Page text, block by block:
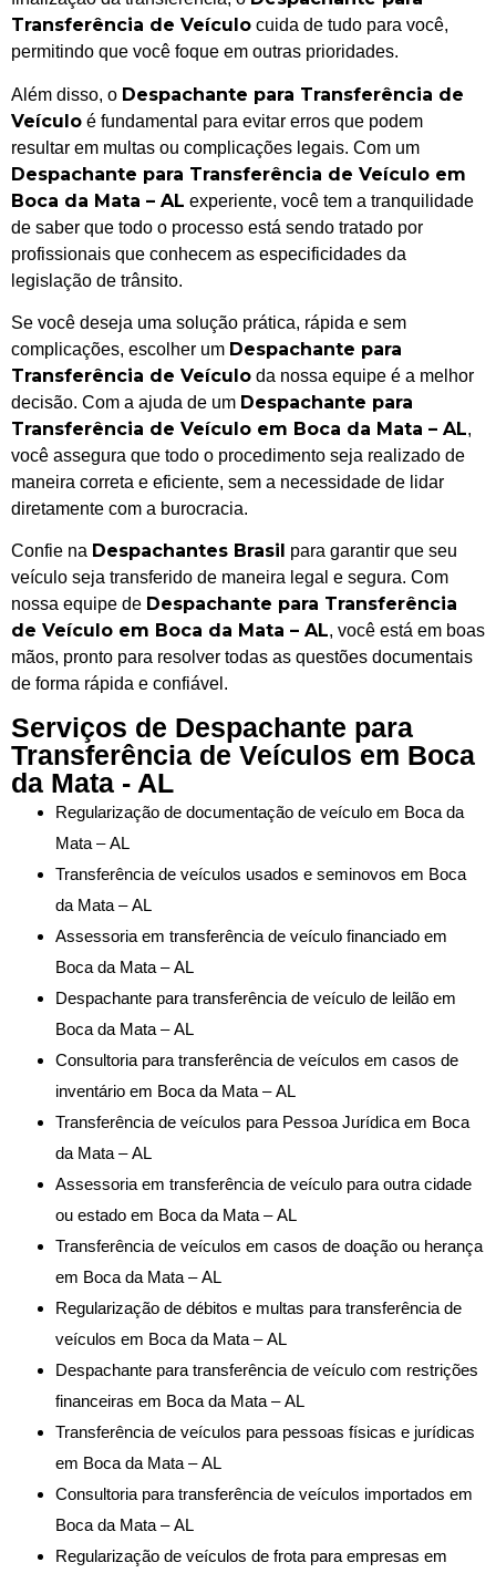
Transferência de Veículo cuida de tudo para você,
permitindo que você foque em outras prioridades.
Além disso, o Despachante para Transferência de
Veículo é fundamental para evitar erros que podem
resultar em multas ou complicações legais. Com um
Despachante para Transferência de Veículo em
Boca da Mata – AL experiente, você tem a tranquilidade
de saber que todo o processo está sendo tratado por
profissionais que conhecem as especificidades da
legislação de trânsito.
Se você deseja uma solução prática, rápida e sem
complicações, escolher um Despachante para
Transferência de Veículo da nossa equipe é a melhor
decisão. Com a ajuda de um Despachante para
Transferência de Veículo em Boca da Mata – AL,
você assegura que todo o procedimento seja realizado de
maneira correta e eficiente, sem a necessidade de lidar
diretamente com a burocracia.
Confie na Despachantes Brasil
para garantir que seu
veículo seja transferido de maneira legal e segura. Com
nossa equipe de Despachante para Transferência
de Veículo em Boca da Mata – AL, você está em boas
mãos, pronto para resolver todas as questões documentais
de forma rápida e confiável.
Serviços de Despachante para
Transferência de Veículos em Boca
da Mata - AL
Regularização de documentação de veículo em Boca da
Mata – AL
Transferência de veículos usados e seminovos em Boca
da Mata – AL
Assessoria em transferência de veículo financiado em
Boca da Mata – AL
Despachante para transferência de veículo de leilão em
Boca da Mata – AL
Consultoria para transferência de veículos em casos de
inventário em Boca da Mata – AL
Transferência de veículos para Pessoa Jurídica em Boca
da Mata – AL
Assessoria em transferência de veículo para outra cidade
ou estado em Boca da Mata – AL
Transferência de veículos em casos de doação ou herança
em Boca da Mata – AL
Regularização de débitos e multas para transferência de
veículos em Boca da Mata – AL
Despachante para transferência de veículo com restrições
financeiras em Boca da Mata – AL
Transferência de veículos para pessoas físicas e jurídicas
em Boca da Mata – AL
Consultoria para transferência de veículos importados em
Boca da Mata – AL
Regularização de veículos de frota para empresas em